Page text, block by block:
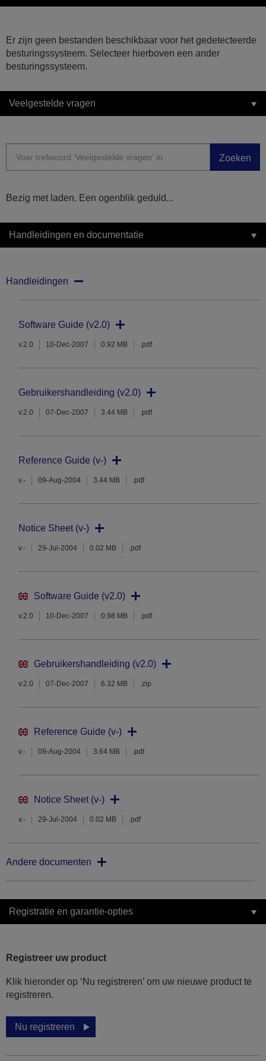
Er zijn geen bestanden beschikbaar voor het gedetecteerde
besturingssysteem. Selecteer hierboven een ander
besturingssysteem.
Veelgestelde vragen
Zoeken
Bezig met laden. Een ogenblik geduld...
Handleidingen en documentatie
Handleidingen
Software Guide (v2.0)
v.2.0 10-Dec-2007 0.92 MB .pdf
Gebruikershandleiding (v2.0)
v.2.0 07-Dec-2007 3.44 MB .pdf
Reference Guide (v-)
v.- 09-Aug-2004 3.44 MB .pdf
Notice Sheet (v-)
v.- 29-Jul-2004 0.02 MB .pdf
Software Guide (v2.0)
v.2.0 10-Dec-2007 0.98 MB .pdf
Gebruikershandleiding (v2.0)
v.2.0 07-Dec-2007 6.32 MB .zip
Reference Guide (v-)
v.- 09-Aug-2004 3.64 MB .pdf
Notice Sheet (v-)
v.- 29-Jul-2004 0.02 MB .pdf
Andere documenten
Registratie en garantie-opties
Registreer uw product
Klik hieronder op ‘Nu registreren’ om uw nieuwe product te
registreren.
Nu registreren